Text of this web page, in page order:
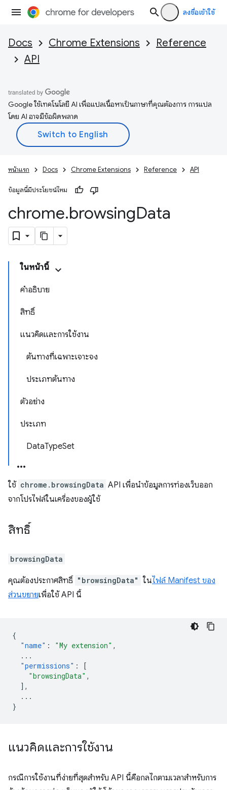
ลงชื่อเข้าใช้
Docs Chrome Extensions
Reference
API
Google ใช้เทคโนโลยี AI เพื่อแปลเนื้อหาเป็นภาษาที่คุณต้องการ การแปล
โดย AI อาจมีข้อผิดพลาด
หน้าแรก Docs Chrome Extensions Reference API
ข้อมูลนี้มีประโยชน์ไหม
chrome.browsingData
ในหน้านี้
คำอธิบาย
สิทธิ์
แนวคิดและการใช้งาน
ต้นทางที่เฉพาะเจาะจง
ประเภทต้นทาง
ตัวอย่าง
ประเภท
DataTypeSet
ใช้ chrome.browsingData API เพื่อนำข้อมูลการท่องเว็บออก
จากโปรไฟล์ในเครื่องของผู้ใช้
สิทธิ์
browsingData
คุณต้องประกาศสิทธิ์ "browsingData" ในไฟล์ Manifest ของ
ส่วนขยายเพื่อใช้ API นี้
{
"name" : "My extension" ,
...
"permissions" :
[
"browsingData" ,
],
...
}
แนวคิดและการใช้งาน
กรณีการใช้งานที่ง่ายที่สุดสำหรับ API นี้คือกลไกตามเวลาสำหรับการ